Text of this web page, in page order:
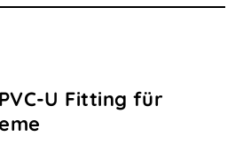
U Fitting für